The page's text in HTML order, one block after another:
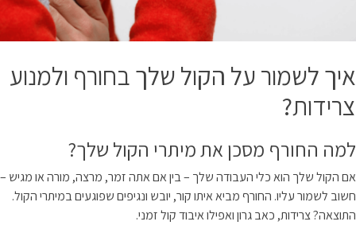
איך לשמור על הקול שלך בחורף ולמנוע
צרידות?
למה החורף מסכן את מיתרי הקול שלך?
אם הקול שלך הוא כלי העבודה שלך – בין אם אתה זמר, מרצה, מורה או מגיש –
חשוב לשמור עליו. החורף מביא איתו קור, יובש ונגיפים שפוגעים במיתרי הקול.
התוצאה? צרידות, כאב גרון ואפילו איבוד קול זמני.